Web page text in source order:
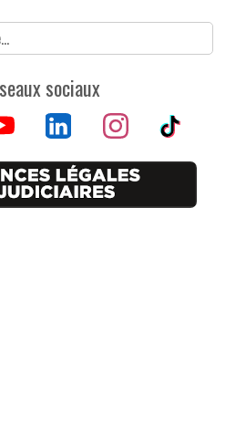
sociaux